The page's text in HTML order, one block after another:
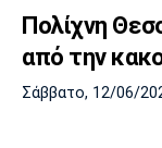
Πολίχνη
από την
Σάββατο, 12/06/